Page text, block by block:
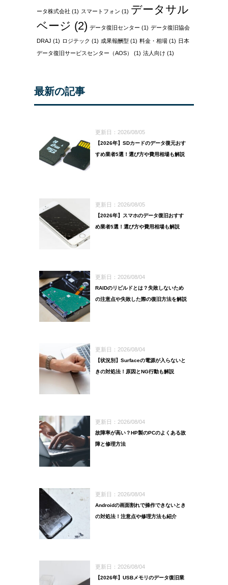
ータ株式会社 (1) スマートフォン (1) データサル
ベージ (2) データ復旧センター (1) データ復旧協会
DRAJ (1) ロジテック (1) 成果報酬型 (1) 料金・相場 (1) 日本
データ復旧サービスセンター（AOS）
(1) 法人向け (1)
最新の記事
更新日：2026/08/05
【2026年】SDカードのデータ復元おす
すめ業者5選！選び方や費用相場も解説
更新日：2026/08/05
【2026年】スマホのデータ復旧おすす
め業者5選！選び方や費用相場も解説
更新日：2026/08/04
RAIDのリビルドとは？失敗しないため
の注意点や失敗した際の復旧方法を解説
更新日：2026/08/04
【状況別】Surfaceの電源が入らないと
きの対処法！原因とNG行動も解説
更新日：2026/08/04
故障率が高い？HP製のPCのよくある故
障と修理方法
更新日：2026/08/04
Androidの画面割れで操作できないとき
の対処法！注意点や修理方法も紹介
更新日：2026/08/04
【2026年】USBメモリのデータ復旧業